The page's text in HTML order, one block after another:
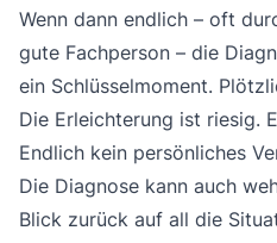
Wenn dann endlich – oft
gute Fachperson – die
ein Schlüsselmoment.
Die Erleichterung ist riesig.
Endlich kein persönliches
Die Diagnose kann auch
Blick zurück auf all die